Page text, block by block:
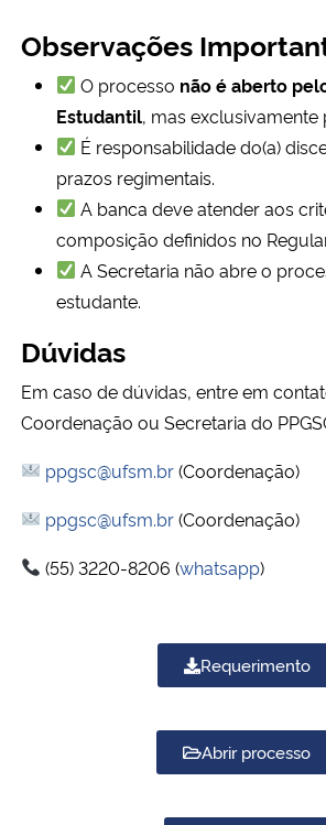
Observações
O processo não é aberto
Estudantil, mas exclusivamente
É responsabilidade do(a)
prazos regimentais.
A banca deve atender aos
composição definidos no
A Secretaria não abre o
estudante.
Dúvidas
Em caso de dúvidas, entre em
Coordenação ou Secretaria do
ppgsc@ufsm.br(Coordenação)
ppgsc@ufsm.br(Coordenação)
(55) 3220-8206 (whatsapp)
Requerimento
Abrir processo